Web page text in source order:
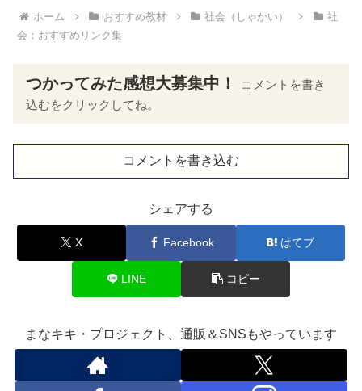
ホーム おすすめ教材 社会（しゃかい）
社
会：おすすめリンク集
つかってみた感想大募集中！
コメントを書き
込むをクリックしてね。
コメントを書き込む
シェアする
X Facebook はてブ
LINE コピー
まなキキ・プロジェクト、通販＆SNSもやっています